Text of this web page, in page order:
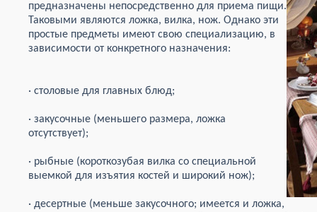
предназначены непосредственно для приема пищи.
Таковыми являются ложка, вилка, нож. Однако эти
простые предметы имеют свою специализацию, в
зависимости от конкретного назначения:
· столовые для главных блюд;
· закусочные (меньшего размера, ложка
отсутствует);
· рыбные (короткозубая вилка со специальной
выемкой для изъятия костей и широкий нож);
· десертные (меньше закусочного; имеется и ложка,